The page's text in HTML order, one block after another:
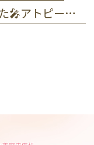
デュピクセント の講演をしました🎤アトピー性皮膚炎